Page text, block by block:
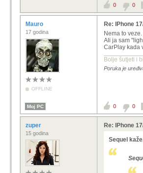
0 0
Mauro
17 godina
OFFLINE
Re: IPhone
Nema to
Ali ja sam
CarPlay kada
Bolje šutjeti i
Poruka je
Moj PC 0 0
zuper
15 godina
Re: IPhone
Sequel